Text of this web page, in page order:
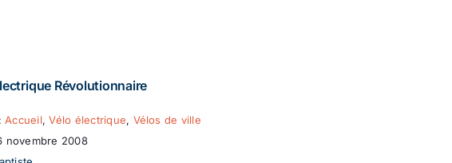
Révolutionnaire
Accueil,Vélo électrique, Vélos de ville
novembre 2008